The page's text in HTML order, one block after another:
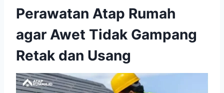
Perawatan Atap Rumah
agar Awet Tidak Gampang
Retak dan Usang